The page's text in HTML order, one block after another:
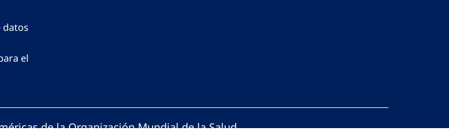
datos
el
de la Organización Mundial de la Salud